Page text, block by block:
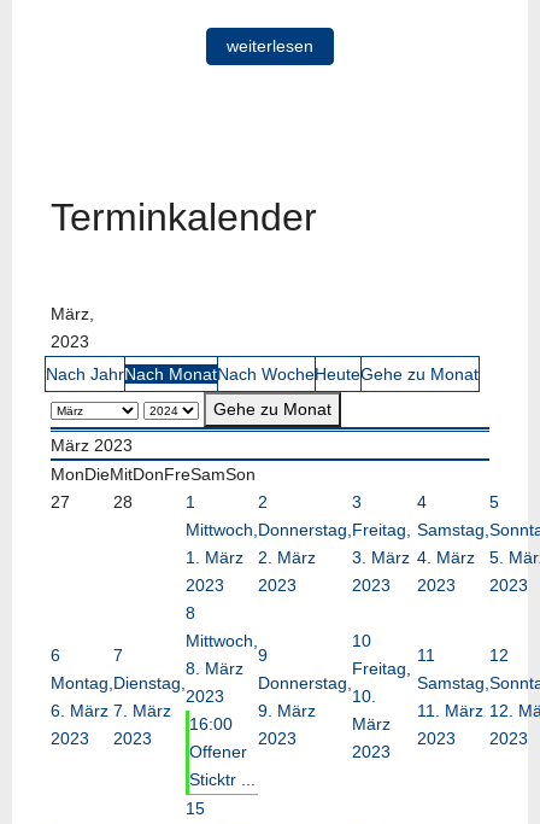
weiterlesen
Terminkalender
März,
2023
Nach JahrNach MonatNach WocheHeuteGehe zu Monat
Gehe zu Monat
März 2023
MonDieMitDonFreSamSon
27
28
1
Mittwoch,
1. März
2023
2
Donnerstag,
2. März
2023
3
Freitag,
3. März
2023
4
Samstag,
4. März
2023
5
5.
2023
6
Montag,
6. März
2023
7
Dienstag,
7. März
2023
8
Mittwoch,
8. März
2023
16:00
Offener
Sticktr ...
9
Donnerstag,
9. März
2023
10
Freitag,
10.
März
2023
11
Samstag,
11. März
2023
12
12.
2023
15